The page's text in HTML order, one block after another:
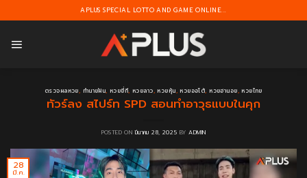
to
APLUS SPECIAL LOTTO AND GAME ONLINE...
ตรวจผลหวย, ทำนายฝัน, หวยยี่กี, หวยลาว, หวยหุ้น, หวยออโต้, หวยฮานอย, หวยไทย
ทัวร์ลง สไปร์ท SPD สอนทำอาวุธแบบในคุก
POSTED ONมีนาคม 28, 2025 BYADMIN
28
มี.ค.